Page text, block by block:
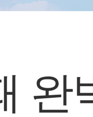
완